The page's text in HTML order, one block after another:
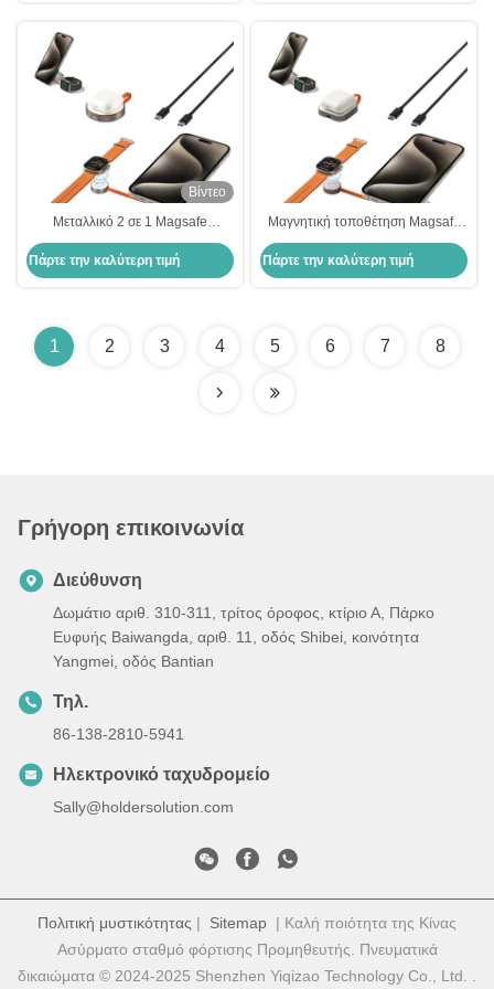
Βίντεο
Μεταλλικό 2 σε 1 Magsafe
φορτιστή ρυθμιζόμενη γωνία για
κινητό τηλέφωνο και ρολόι
Πάρτε την καλύτερη τιμή
Μαγνητική τοποθέτηση Magsafe
φορτιστή 2 σε 1 Ασφάλεια για το
τηλέφωνο και το ρολόι
Πάρτε την καλύτερη τιμή
1 2 3 4 5 6 7 8
Γρήγορη επικοινωνία
Διεύθυνση
Δωμάτιο αριθ. 310-311, τρίτος όροφος, κτίριο Α, Πάρκο
Ευφυής Baiwangda, αριθ. 11, οδός Shibei, κοινότητα
Yangmei, οδός Bantian
Τηλ.
86-138-2810-5941
Ηλεκτρονικό ταχυδρομείο
Sally@holdersolution.com
Πολιτική μυστικότητας | Sitemap | Καλή ποιότητα της Κίνας
Ασύρματο σταθμό φόρτισης Προμηθευτής. Πνευματικά
δικαιώματα © 2024-2025 Shenzhen Yiqizao Technology Co., Ltd. .